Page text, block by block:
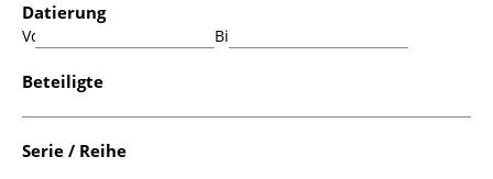
Datierung
Von: Bis:
Beteiligte
Serie / Reihe